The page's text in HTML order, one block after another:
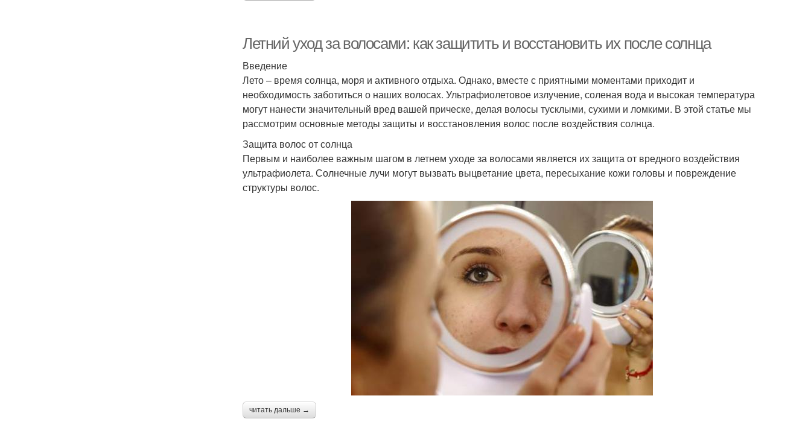
Летний уход за волосами: как защитить и восстановить их после солнца
Введение
Лето – время солнца, моря и активного отдыха. Однако, вместе с приятными моментами приходит и
необходимость заботиться о наших волосах. Ультрафиолетовое излучение, соленая вода и высокая температура
могут нанести значительный вред вашей прическе, делая волосы тусклыми, сухими и ломкими. В этой статье мы
рассмотрим основные методы защиты и восстановления волос после воздействия солнца.
Защита волос от солнца
Первым и наиболее важным шагом в летнем уходе за волосами является их защита от вредного воздействия
ультрафиолета. Солнечные лучи могут вызвать выцветание цвета, пересыхание кожи головы и повреждение
структуры волос.
читать дальше →